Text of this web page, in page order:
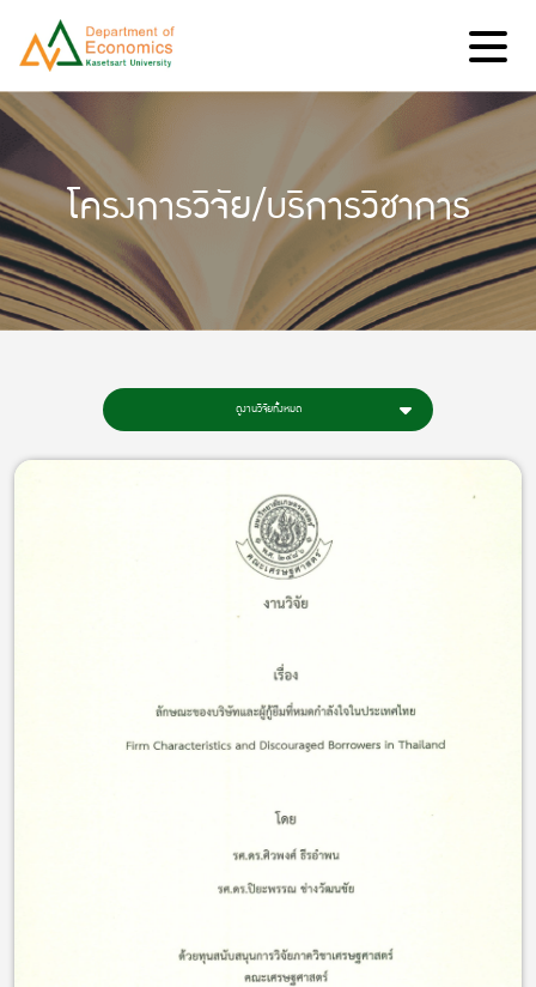
โครงการวิจัย/บริการวิชาการ
ดูงานวิจัยทั้งหมด